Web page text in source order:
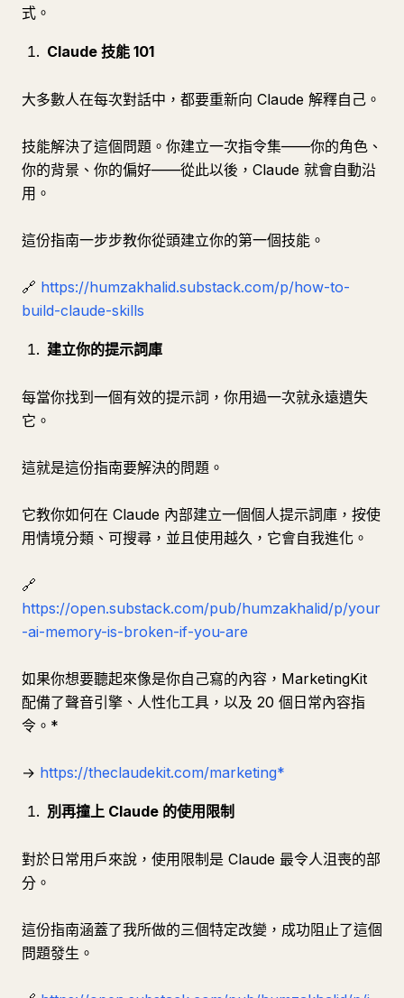
式。
Claude 技能 101
大多數人在每次對話中，都要重新向 Claude 解釋自己。
技能解決了這個問題。你建立一次指令集——你的角色、
你的背景、你的偏好——從此以後，Claude 就會自動沿
用。
這份指南一步步教你從頭建立你的第一個技能。
🔗 https://humzakhalid.substack.com/p/how-to-
build-claude-skills
建立你的提示詞庫
每當你找到一個有效的提示詞，你用過一次就永遠遺失
它。
這就是這份指南要解決的問題。
它教你如何在 Claude 內部建立一個個人提示詞庫，按使
用情境分類、可搜尋，並且使用越久，它會自我進化。
🔗
https://open.substack.com/pub/humzakhalid/p/your
-ai-memory-is-broken-if-you-are
如果你想要聽起來像是你自己寫的內容，MarketingKit
配備了聲音引擎、人性化工具，以及 20 個日常內容指
令。*
→ https://theclaudekit.com/marketing*
別再撞上 Claude 的使用限制
對於日常用戶來說，使用限制是 Claude 最令人沮喪的部
分。
這份指南涵蓋了我所做的三個特定改變，成功阻止了這個
問題發生。